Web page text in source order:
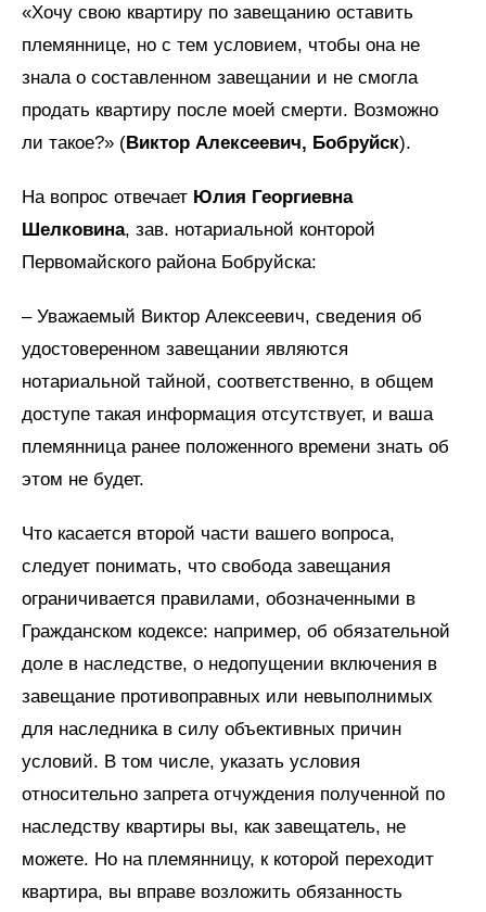
«Хочу свою квартиру по завещанию оставить
племяннице, но с тем условием, чтобы она не
знала о составленном завещании и не смогла
продать квартиру после моей смерти. Возможно
ли такое?» (Виктор Алексеевич, Бобруйск).
На вопрос отвечает Юлия Георгиевна
Шелковина, зав. нотариальной конторой
Первомайского района Бобруйска:
– Уважаемый Виктор Алексеевич, сведения об
удостоверенном завещании являются
нотариальной тайной, соответственно, в общем
доступе такая информация отсутствует, и ваша
племянница ранее положенного времени знать об
этом не будет.
Что касается второй части вашего вопроса,
следует понимать, что свобода завещания
ограничивается правилами, обозначенными в
Гражданском кодексе: например, об обязательной
доле в наследстве, о недопущении включения в
завещание противоправных или невыполнимых
для наследника в силу объективных причин
условий. В том числе, указать условия
относительно запрета отчуждения полученной по
наследству квартиры вы, как завещатель, не
можете. Но на племянницу, к которой переходит
квартира, вы вправе возложить обязанность